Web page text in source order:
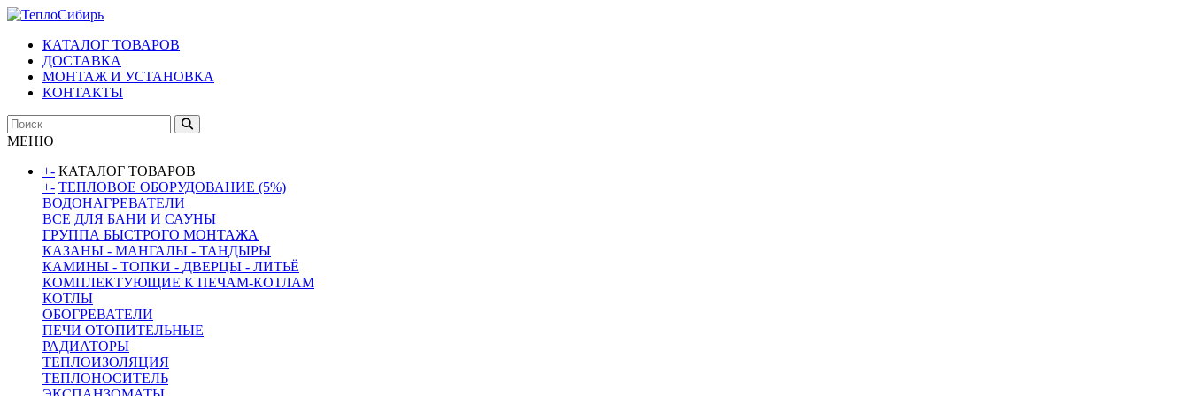
КАТАЛОГ ТОВАРОВ
ДОСТАВКА
МОНТАЖ И УСТАНОВКА
КОНТАКТЫ
МЕНЮ
+- КАТАЛОГ ТОВАРОВ
+- ТЕПЛОВОЕ ОБОРУДОВАНИЕ (5%)
ВОДОНАГРЕВАТЕЛИ
ВСЕ ДЛЯ БАНИ И САУНЫ
ГРУППА БЫСТРОГО МОНТАЖА
КАЗАНЫ - МАНГАЛЫ - ТАНДЫРЫ
КАМИНЫ - ТОПКИ - ДВЕРЦЫ - ЛИТЬЁ
КОМПЛЕКТУЮЩИЕ К ПЕЧАМ-КОТЛАМ
КОТЛЫ
ОБОГРЕВАТЕЛИ
ПЕЧИ ОТОПИТЕЛЬНЫЕ
РАДИАТОРЫ
ТЕПЛОИЗОЛЯЦИЯ
ТЕПЛОНОСИТЕЛЬ